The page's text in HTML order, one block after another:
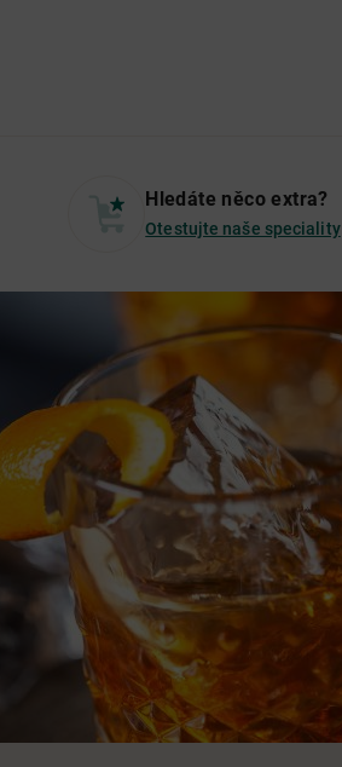
Hledáte něco extra?
Otestujte naše speciality